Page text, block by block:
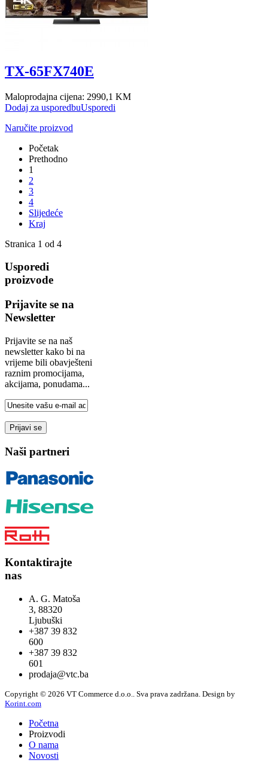
TX-65FX740E
Maloprodajna cijena: 2990,1 KM
Dodaj za usporedbuUsporedi
Naručite proizvod
Početak
Prethodno
1
2
3
4
Slijedeće
Kraj
Stranica 1 od 4
Usporedi
proizvode
Prijavite se na
Newsletter
Prijavite se na naš
newsletter kako bi na
vrijeme bili obavješteni
raznim promocijama,
akcijama, ponudama...
Naši partneri
Kontaktirajte
nas
A. G. Matoša
3, 88320
Ljubuški
+387 39 832
600
+387 39 832
601
prodaja@vtc.ba
Copyright © 2026 VT Commerce d.o.o.. Sva prava zadržana. Design by
Korint.com
Početna
Proizvodi
O nama
Novosti